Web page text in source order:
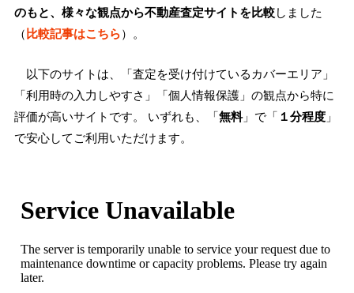
のもと、様々な観点から不動産査定サイトを比較しました
（比較記事はこちら）。
以下のサイトは、「査定を受け付けているカバーエリア」
「利用時の入力しやすさ」「個人情報保護」の観点から特に
評価が高いサイトです。 いずれも、「無料」で「 １分程度 」
で安心してご利用いただけます。